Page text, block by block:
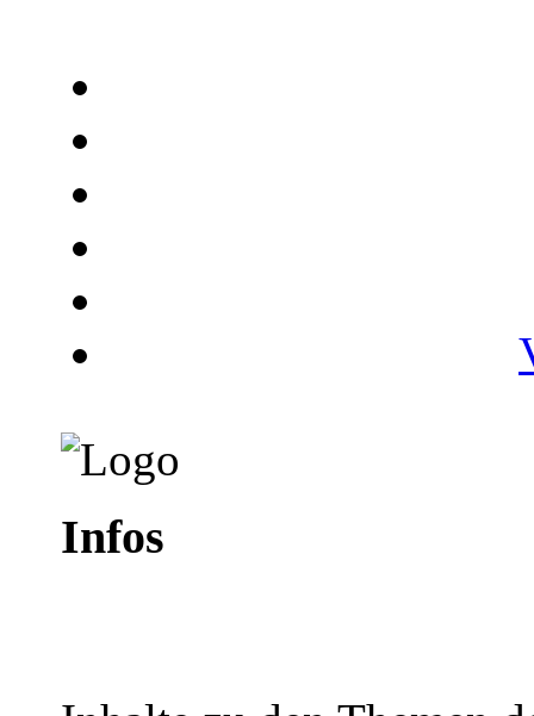
Infos